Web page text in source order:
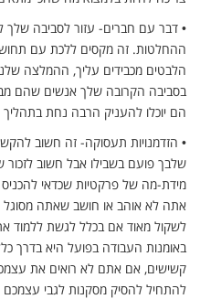
• דבר עם חברים- עזור לסביבה שלך
ההחלטות. זה מקסים ללכת עם
הלבטים מכבידים עליך, ההמלצה
בסביבה הקרובה שלך אנשים שהם
הם יוכלו להעניק הרבה נחת
• הזדמנויות תעסוקה- זה חשוב
שלבך פועם בשבילו אבל חשוב לזכור
מידת-מה של פרקטיות שכדאי
אתה לא אוהב או חושב שאתה
לשקול מאוד אם בכלל לגשת ללמוד
באומנות העבודה בפועל היא בדרך
קשישים, אם אתם לא רואים את
להתחיל להסיק מסקנות לגבי